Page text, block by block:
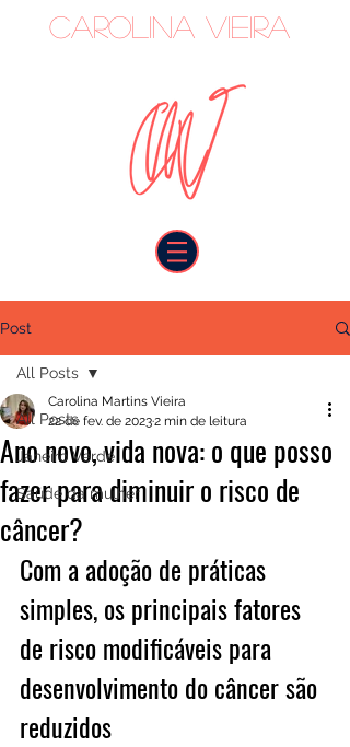
Carolina Vieira
Post
All Posts
Janeiro Verde
Saúde da mulher
All Posts
Ano novo, vida nova: o que posso
fazer para diminuir o risco de
câncer?
Carolina Martins Vieira
22 de fev. de 20232 min de leitura
Com a adoção de práticas
simples, os principais fatores
de risco modificáveis para
desenvolvimento do câncer são
reduzidos